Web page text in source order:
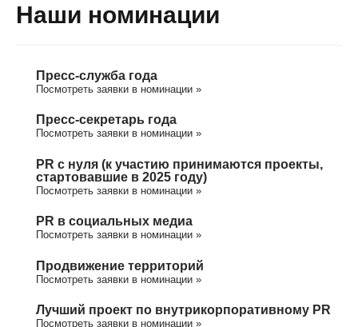
Наши номинации
Пресс-служба года
Посмотреть заявки в номинации »
Пресс-секретарь года
Посмотреть заявки в номинации »
PR с нуля (к участию принимаются проекты,
стартовавшие в 2025 году)
Посмотреть заявки в номинации »
PR в социальных медиа
Посмотреть заявки в номинации »
Продвижение территорий
Посмотреть заявки в номинации »
Лучший проект по внутрикорпоративному PR
Посмотреть заявки в номинации »